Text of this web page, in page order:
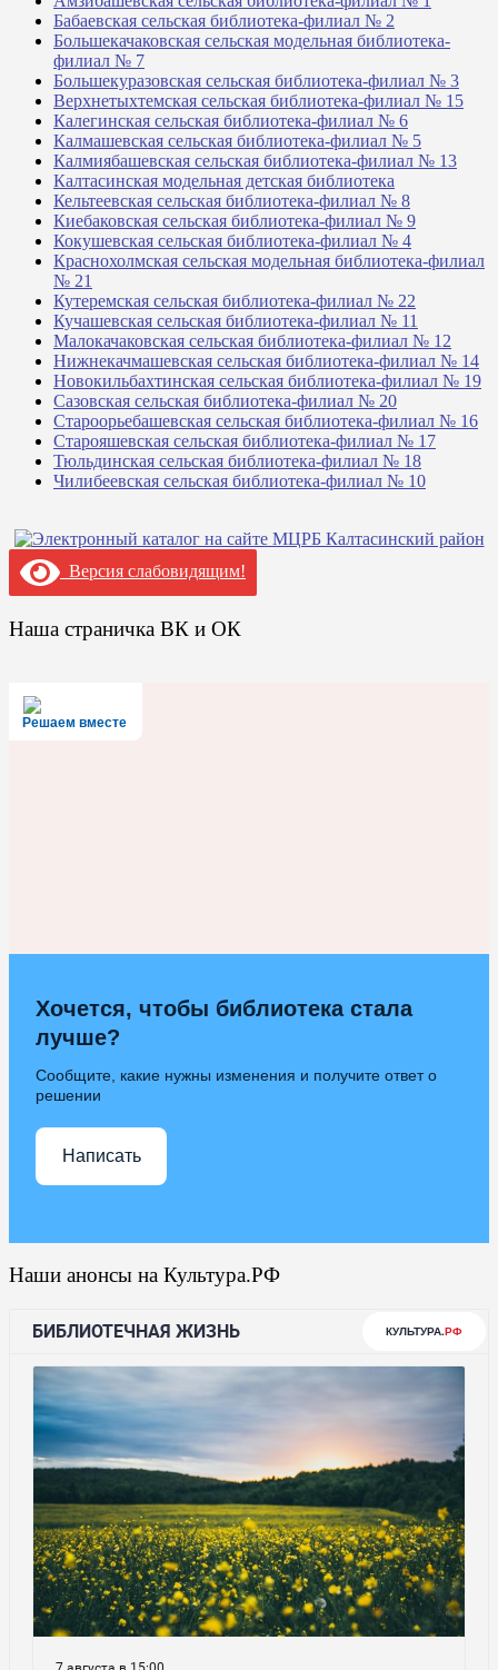
Бабаевская сельская библиотека-филиал № 2
Большекачаковская сельская модельная библиотека-
филиал № 7
Большекуразовская сельская библиотека-филиал № 3
Верхнетыхтемская сельская библиотека-филиал № 15
Калегинская сельская библиотека-филиал № 6
Калмашевская сельская библиотека-филиал № 5
Калмиябашевская сельская библиотека-филиал № 13
Калтасинская модельная детская библиотека
Кельтеевская сельская библиотека-филиал № 8
Киебаковская сельская библиотека-филиал № 9
Кокушевская сельская библиотека-филиал № 4
Краснохолмская сельская модельная библиотека-филиал
№ 21
Кутеремская сельская библиотека-филиал № 22
Кучашевская сельская библиотека-филиал № 11
Малокачаковская сельская библиотека-филиал № 12
Нижнекачмашевская сельская библиотека-филиал № 14
Новокильбахтинская сельская библиотека-филиал № 19
Сазовская сельская библиотека-филиал № 20
Староорьебашевская сельская библиотека-филиал № 16
Старояшевская сельская библиотека-филиал № 17
Тюльдинская сельская библиотека-филиал № 18
Чилибеевская сельская библиотека-филиал № 10
Версия слабовидящим!
Наша страничка ВК и ОК
Решаем вместе
Хочется, чтобы библиотека стала
лучше?
Сообщите, какие нужны изменения и получите ответ о
решении
Написать
Наши анонсы на Культура.РФ